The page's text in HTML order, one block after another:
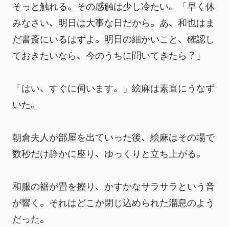
そっと触れる。その感触は少し冷たい。「早く休
みなさい、明日は大事な日だから。あ、和也はま
だ書斎にいるはずよ。明日の細かいこと、確認し
ておきたいなら、今のうちに聞いてきたら？」
「はい、すぐに伺います。」絵麻は素直にうなず
いた。
朝倉夫人が部屋を出ていった後、絵麻はその場で
数秒だけ静かに座り、ゆっくりと立ち上がる。
和服の裾が畳を擦り、かすかなサラサラという音
が響く。それはどこか閉じ込められた溜息のよう
だった。